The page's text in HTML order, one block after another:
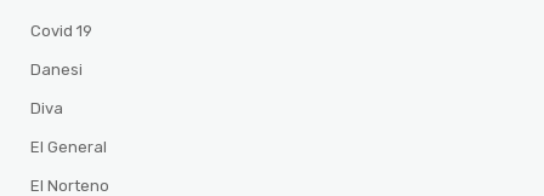
Covid 19
Danesi
Diva
El General
El Norteno